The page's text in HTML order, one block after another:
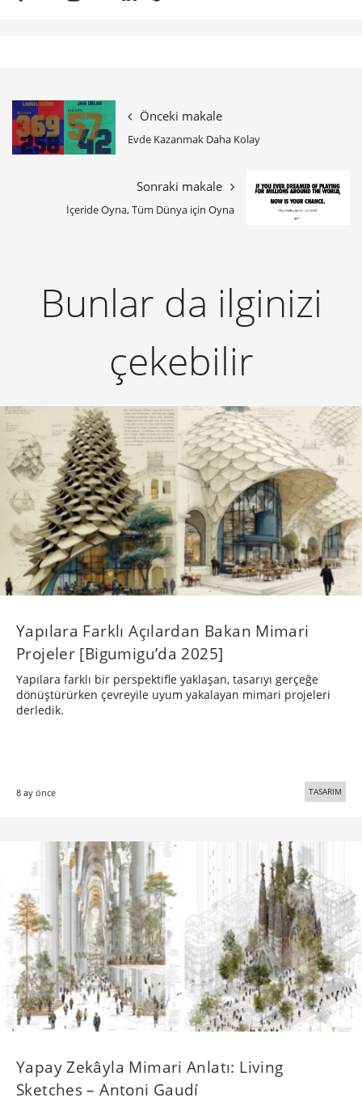
Önceki makale
Evde Kazanmak Daha Kolay
Sonraki makale
İçeride Oyna, Tüm Dünya için Oyna
Bunlar da ilginizi
çekebilir
Yapılara Farklı Açılardan Bakan Mimari
Projeler [Bigumigu’da 2025]
Yapılara farklı bir perspektifle yaklaşan, tasarıyı gerçeğe
dönüştürürken çevreyile uyum yakalayan mimari projeleri
derledik.
8 ay önce TASARIM
Yapay Zekâyla Mimari Anlatı: Living
Sketches – Antoni Gaudí